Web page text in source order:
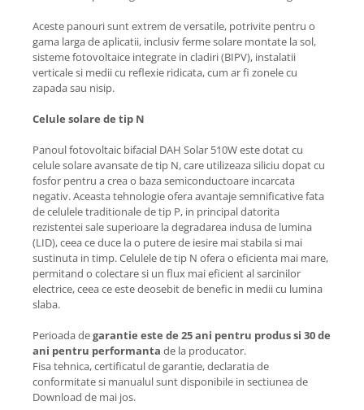
Aceste panouri sunt extrem de versatile, potrivite pentru o
gama larga de aplicatii, inclusiv ferme solare montate la sol,
sisteme fotovoltaice integrate in cladiri (BIPV), instalatii
verticale si medii cu reflexie ridicata, cum ar fi zonele cu
zapada sau nisip.
Celule solare de tip N
Panoul fotovoltaic bifacial DAH Solar 510W este dotat cu
celule solare avansate de tip N, care utilizeaza siliciu dopat cu
fosfor pentru a crea o baza semiconductoare incarcata
negativ. Aceasta tehnologie ofera avantaje semnificative fata
de celulele traditionale de tip P, in principal datorita
rezistentei sale superioare la degradarea indusa de lumina
(LID), ceea ce duce la o putere de iesire mai stabila si mai
sustinuta in timp. Celulele de tip N ofera o eficienta mai mare,
permitand o colectare si un flux mai eficient al sarcinilor
electrice, ceea ce este deosebit de benefic in medii cu lumina
slaba.
Perioada degarantie este de 25 ani pentru produs si 30 de
ani pentru performanta de la producator.
Fisa tehnica, certificatul de garantie, declaratia de
conformitate si manualul sunt disponibile in sectiunea de
Download de mai jos.